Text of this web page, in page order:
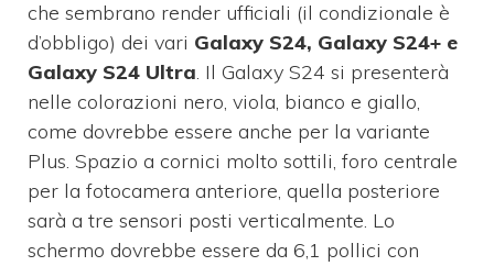
che sembrano render ufficiali (il condizionale è
d’obbligo) dei vari Galaxy S24, Galaxy S24+ e
Galaxy S24 Ultra. Il Galaxy S24 si presenterà
nelle colorazioni nero, viola, bianco e giallo,
come dovrebbe essere anche per la variante
Plus. Spazio a cornici molto sottili, foro centrale
per la fotocamera anteriore, quella posteriore
sarà a tre sensori posti verticalmente. Lo
schermo dovrebbe essere da 6,1 pollici con